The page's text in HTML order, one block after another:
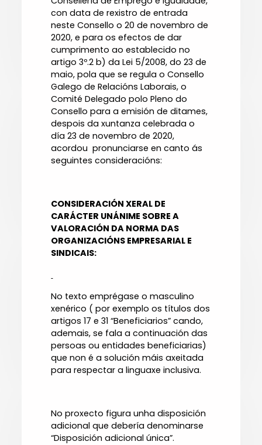
con data de rexistro de entrada
neste Consello o 20 de novembro de
2020, e para os efectos de dar
cumprimento ao establecido no
artigo 3º.2 b) da Lei 5/2008, do 23 de
maio, pola que se regula o Consello
Galego de Relacións Laborais, o
Comité Delegado polo Pleno do
Consello para a emisión de ditames,
despois da xuntanza celebrada o
día 23 de novembro de 2020,
acordou pronunciarse en canto ás
seguintes consideracións:
CONSIDERACIÓN XERAL DE
CARÁCTER UNÁNIME SOBRE A
VALORACIÓN DA NORMA DAS
ORGANIZACIÓNS EMPRESARIAL E
SINDICAIS:
No texto emprégase o masculino
xenérico ( por exemplo os títulos dos
artigos 17 e 31 “Beneficiarios” cando,
ademais, se fala a continuación das
persoas ou entidades beneficiarias)
que non é a solución máis axeitada
para respectar a linguaxe inclusiva.
No proxecto figura unha disposición
adicional que debería denominarse
“Disposición adicional única”.